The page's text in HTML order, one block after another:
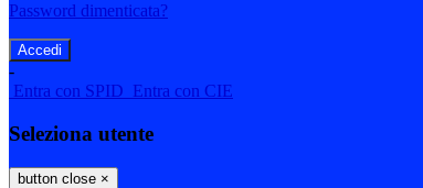
Password dimenticata?
-
Entra con SPID Entra con CIE
Seleziona utente
button close ×